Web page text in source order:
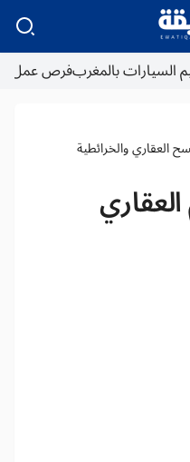
السيارات بالمغربفرص عمل
العقاري والخرائطية